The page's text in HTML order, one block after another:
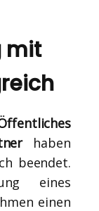
mit
haben
beendet.
eines
einen